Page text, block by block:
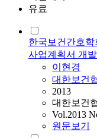
유료
한국보건간호
사업계획서 개발
이현경
대한보건
2013
대한보건
Vol.2013
원문보기